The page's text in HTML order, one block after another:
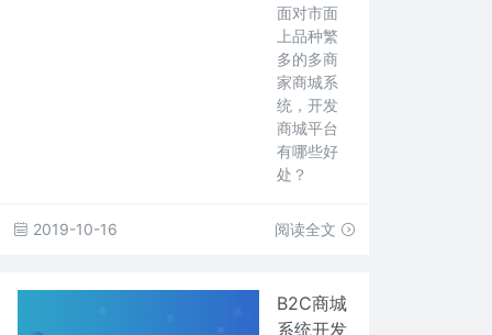
面对市面
上品种繁
多的多商
家商城系
统，开发
商城平台
有哪些好
处？
2019-10-16 阅读全文
B2C商城
系统开发